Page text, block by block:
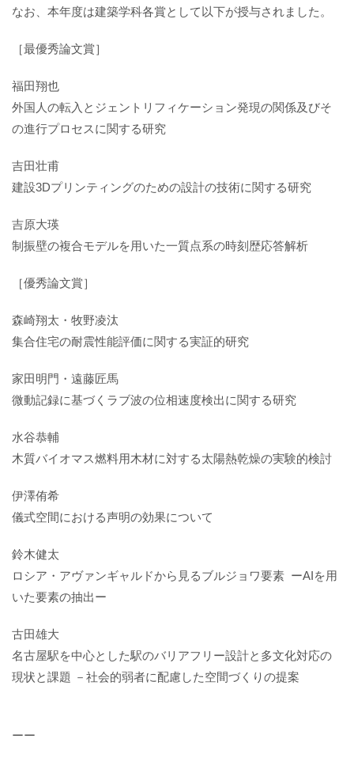
なお、本年度は建築学科各賞として以下が授与されました。
［最優秀論文賞］
福田翔也
外国人の転入とジェントリフィケーション発現の関係及びそ
の進行プロセスに関する研究
吉田壮甫
建設3Dプリンティングのための設計の技術に関する研究
吉原大瑛
制振壁の複合モデルを用いた一質点系の時刻歴応答解析
［優秀論文賞］
森崎翔太・牧野凌汰
集合住宅の耐震性能評価に関する実証的研究
家田明門・遠藤匠馬
微動記録に基づくラブ波の位相速度検出に関する研究
水谷恭輔
木質バイオマス燃料用木材に対する太陽熱乾燥の実験的検討
伊澤侑希
儀式空間における声明の効果について
鈴木健太
ロシア・アヴァンギャルドから見るブルジョワ要素 ーAIを用
いた要素の抽出ー
古田雄大
名古屋駅を中心とした駅のバリアフリー設計と多文化対応の
現状と課題 －社会的弱者に配慮した空間づくりの提案
ーー